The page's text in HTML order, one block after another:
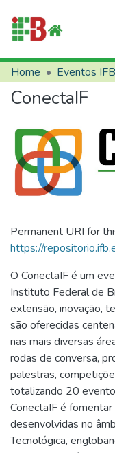
Communities &
All of RIIFB
Statistics
About RIIFB
Home Eventos IFB
ConectaIF
Permanent URI for
https://
O ConectaIF é um
Instituto Federal de
extensão, inovação,
são oferecidas
nas mais diversas
rodas de conversa,
palestras,
totalizando 20
ConectaIF é
desenvolvidas no
Tecnológica,